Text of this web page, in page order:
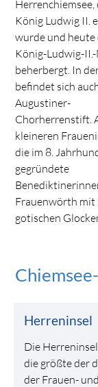
Herrenchiemsee,
König Ludwig II.
wurde und heute
König-Ludwig-
beherbergt. In
befindet sich
Augustiner-
Chorherrenstift.
kleineren
die im 8.
gegründete
Frauenwörth mit
gotischen
Herreninsel
Die
die größte der
der Frauen-